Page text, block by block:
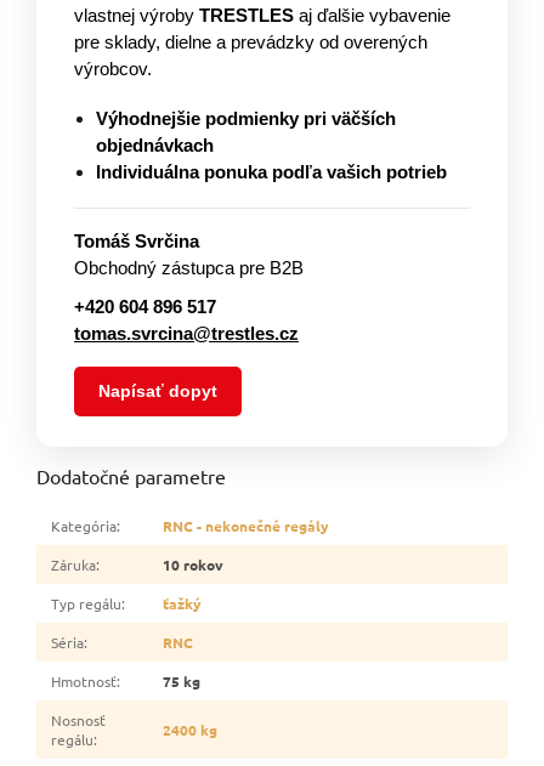
vlastnej výroby TRESTLES aj ďalšie vybavenie
pre sklady, dielne a prevádzky od overených
výrobcov.
Výhodnejšie podmienky pri väčších
objednávkach
Individuálna ponuka podľa vašich potrieb
Tomáš Svrčina
Obchodný zástupca pre B2B
+420 604 896 517
tomas.svrcina@trestles.cz
Napísať dopyt
Dodatočné parametre
Kategória:
RNC - nekonečné regály
Záruka:
10 rokov
Typ regálu:
ťažký
Séria:
RNC
Hmotnosť:
75 kg
Nosnosť
regálu: 2400 kg